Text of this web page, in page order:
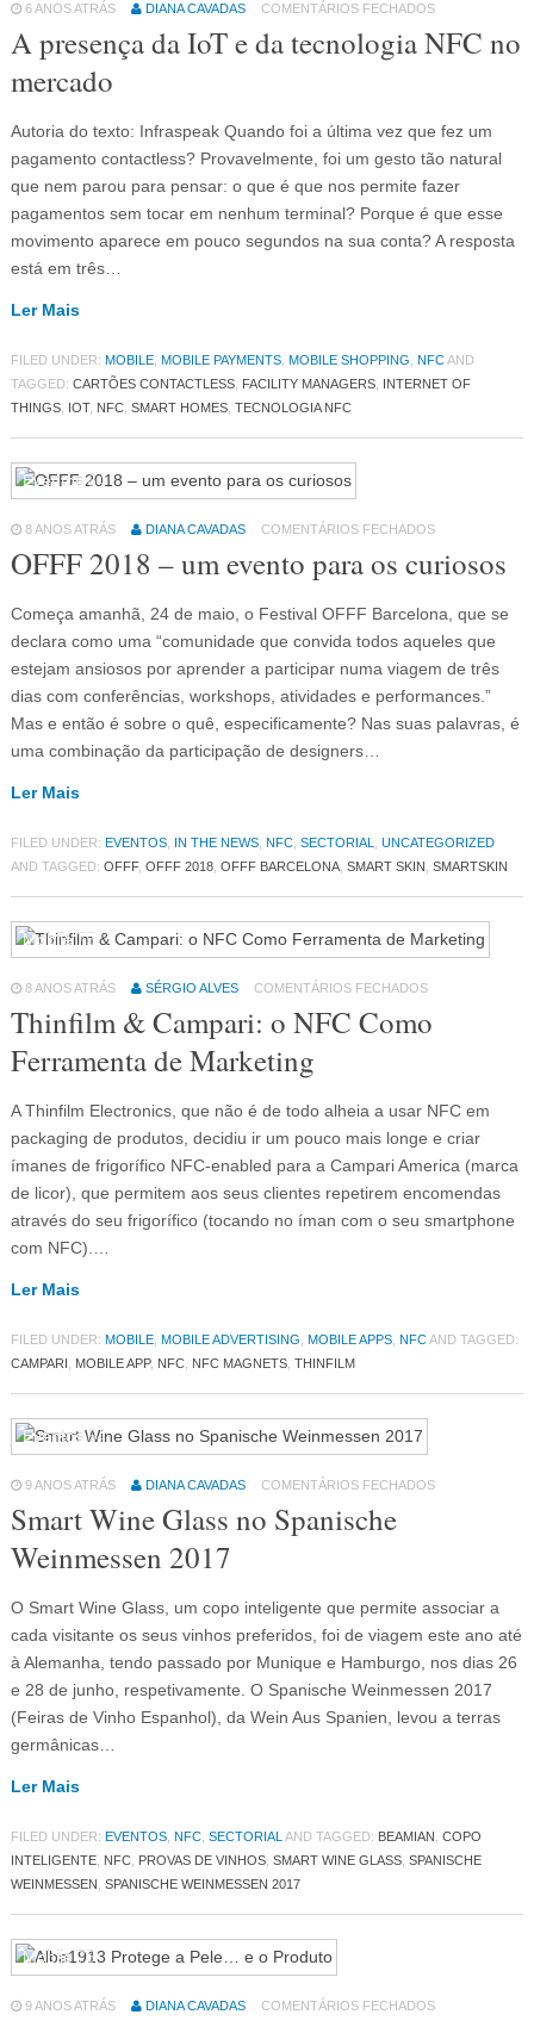
6 ANOS ATRÁS DIANA CAVADAS COMENTÁRIOS FECHADOS
A presença da IoT e da tecnologia NFC no
mercado
Autoria do texto: Infraspeak Quando foi a última vez que fez um
pagamento contactless? Provavelmente, foi um gesto tão natural
que nem parou para pensar: o que é que nos permite fazer
pagamentos sem tocar em nenhum terminal? Porque é que esse
movimento aparece em pouco segundos na sua conta? A resposta
está em três…
Ler Mais
FILED UNDER: MOBILE, MOBILE PAYMENTS, MOBILE SHOPPING NFCAND
TAGGED: CARTÕES CONTACTLESS, FACILITY MANAGERS, INTERNET OF
THINGS, IOT, NFC, SMART HOMES, TECNOLOGIA NFC
Eventos 64
8 ANOS ATRÁS DIANA CAVADAS COMENTÁRIOS FECHADOS
OFFF 2018 – um evento para os curiosos
Começa amanhã, 24 de maio, o Festival OFFF Barcelona, que se
declara como uma “comunidade que convida todos aqueles que
estejam ansiosos por aprender a participar numa viagem de três
dias com conferências, workshops, atividades e performances.”
Mas e então é sobre o quê, especificamente? Nas suas palavras, é
uma combinação da participação de designers…
Ler Mais
FILED UNDER: EVENTOS, IN THE NEWS, NFC, SECTORIAL
UNCATEGORIZED
AND TAGGED: OFFF, OFFF 2018, OFFF BARCELONA, SMART SKIN SMARTSKIN
Mobile75
8 ANOS ATRÁS SÉRGIO ALVES COMENTÁRIOS FECHADOS
Thinfilm & Campari: o NFC Como
Ferramenta de Marketing
A Thinfilm Electronics, que não é de todo alheia a usar NFC em
packaging de produtos, decidiu ir um pouco mais longe e criar
ímanes de frigorífico NFC-enabled para a Campari America (marca
de licor), que permitem aos seus clientes repetirem encomendas
através do seu frigorífico (tocando no íman com o seu smartphone
com NFC).…
Ler Mais
FILED UNDER: MOBILE, MOBILE ADVERTISING MOBILE APPS, NFCAND TAGGED:
CAMPARI
MOBILE APP, NFC, NFC MAGNETS, THINFILM
Eventos 64
9 ANOS ATRÁS DIANA CAVADAS COMENTÁRIOS FECHADOS
Smart Wine Glass no Spanische
Weinmessen 2017
O Smart Wine Glass, um copo inteligente que permite associar a
cada visitante os seus vinhos preferidos, foi de viagem este ano até
à Alemanha, tendo passado por Munique e Hamburgo, nos dias 26
e 28 de junho, respetivamente. O Spanische Weinmessen 2017
(Feiras de Vinho Espanhol), da Wein Aus Spanien, levou a terras
germânicas…
Ler Mais
FILED UNDER: EVENTOS, NFC, SECTORIAL AND TAGGED: BEAMIAN COPO
INTELIGENTE, NFC, PROVAS DE VINHOS, SMART WINE GLASS, SPANISCHE
WEINMESSEN SPANISCHE WEINMESSEN 2017
Mobile 75
9 ANOS ATRÁS DIANA CAVADAS COMENTÁRIOS FECHADOS